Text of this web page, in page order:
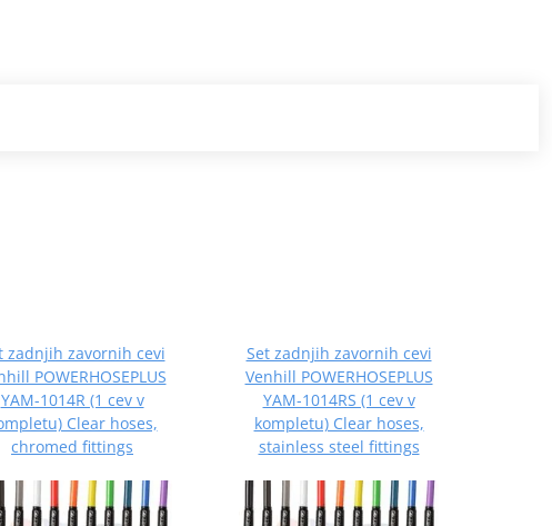
zadnjih zavornih cevi
POWERHOSEPLUS
YAM-1014R (1 cev v
Clear hoses,
chromed fittings
Set zadnjih zavornih cevi
Venhill POWERHOSEPLUS
YAM-1014RS (1 cev v
kompletu) Clear hoses,
stainless steel fittings